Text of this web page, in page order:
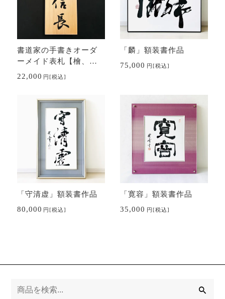
書道家の手書きオーダ
ーメイド表札【檜、
桧、ヒノキ】
22,000 円 [税込]
「麟」額装書作品
75,000 円 [税込]
「守清虚」額装書作品
80,000 円[税込]
「寛容」額装書作品
35,000 円[税込]